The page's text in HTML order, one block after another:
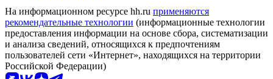
На информационном ресурсе hh.ru применяются
рекомендательные технологии (информационные технологии
предоставления информации на основе сбора, систематизации
и анализа сведений, относящихся к предпочтениям
пользователей сети «Интернет», находящихся на территории
Российской Федерации)